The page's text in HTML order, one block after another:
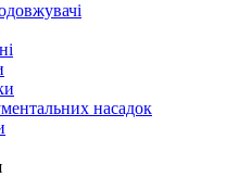
насадок